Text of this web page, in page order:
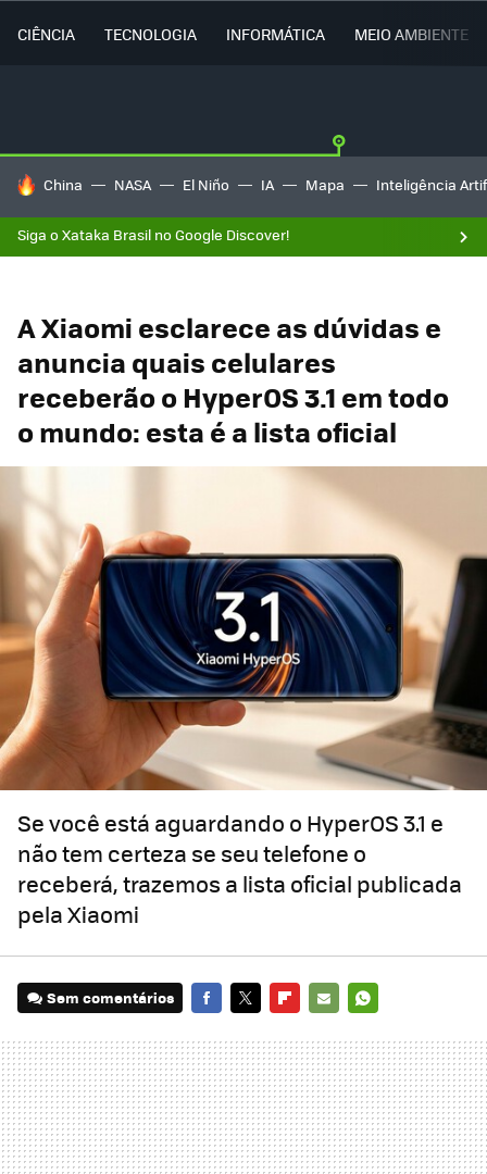
CIÊNCIA TECNOLOGIA INFORMÁTICA MEIO AMBIENTE
TENDÊNCIAS DO DIA
China NASA El Niño IA Mapa Inteligência
Siga o Xataka Brasil no Google Discover!
A Xiaomi esclarece as dúvidas e
anuncia quais celulares
receberão o HyperOS 3.1 em todo
o mundo: esta é a lista oficial
Se você está aguardando o HyperOS 3.1 e
não tem certeza se seu telefone o
receberá, trazemos a lista oficial publicada
pela Xiaomi
Sem comentários
MAIL